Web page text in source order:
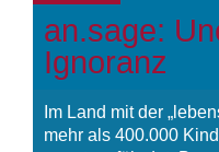
an.sage:
Ignoranz
Im Land mit der
mehr als 400.000